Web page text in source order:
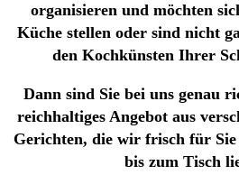
organisieren und möchten
Küche stellen oder sind nicht
den Kochkünsten Ihrer
Dann sind Sie bei uns genau
reichhaltiges Angebot aus
Gerichten, die wir frisch für
bis zum Tisch